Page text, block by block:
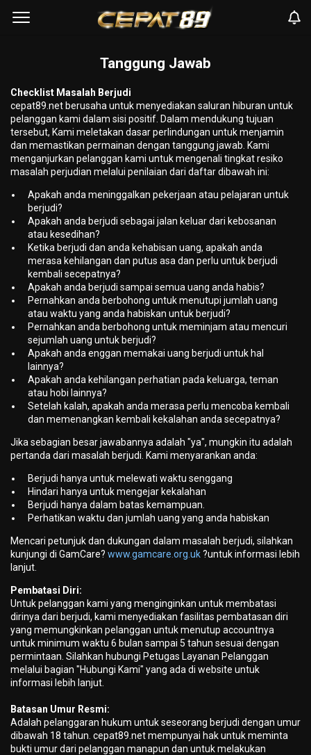
Tanggung Jawab
Checklist Masalah Berjudi
cepat89.net berusaha untuk menyediakan saluran hiburan untuk
pelanggan kami dalam sisi positif. Dalam mendukung tujuan
tersebut, Kami meletakan dasar perlindungan untuk menjamin
dan memastikan permainan dengan tanggung jawab. Kami
menganjurkan pelanggan kami untuk mengenali tingkat resiko
masalah perjudian melalui penilaian dari daftar dibawah ini:
Apakah anda meninggalkan pekerjaan atau pelajaran untuk
berjudi?
Apakah anda berjudi sebagai jalan keluar dari kebosanan
atau kesedihan?
Ketika berjudi dan anda kehabisan uang, apakah anda
merasa kehilangan dan putus asa dan perlu untuk berjudi
kembali secepatnya?
Apakah anda berjudi sampai semua uang anda habis?
Pernahkan anda berbohong untuk menutupi jumlah uang
atau waktu yang anda habiskan untuk berjudi?
Pernahkan anda berbohong untuk meminjam atau mencuri
sejumlah uang untuk berjudi?
Apakah anda enggan memakai uang berjudi untuk hal
lainnya?
Apakah anda kehilangan perhatian pada keluarga, teman
atau hobi lainnya?
Setelah kalah, apakah anda merasa perlu mencoba kembali
dan memenangkan kembali kekalahan anda secepatnya?
Jika sebagian besar jawabannya adalah "ya", mungkin itu adalah
pertanda dari masalah berjudi. Kami menyarankan anda:
Berjudi hanya untuk melewati waktu senggang
Hindari hanya untuk mengejar kekalahan
Berjudi hanya dalam batas kemampuan.
Perhatikan waktu dan jumlah uang yang anda habiskan
Mencari petunjuk dan dukungan dalam masalah berjudi, silahkan
kunjungi di GamCare? www.gamcare.org.uk?untuk informasi lebih
lanjut.
Pembatasi Diri:
Untuk pelanggan kami yang menginginkan untuk membatasi
dirinya dari berjudi, kami menyediakan fasilitas pembatasan diri
yang memungkinkan pelanggan untuk menutup accountnya
untuk minimum waktu 6 bulan sampai 5 tahun sesuai dengan
permintaan. Silahkan hubungi Petugas Layanan Pelanggan
melalui bagian "Hubungi Kami" yang ada di website untuk
informasi lebih lanjut.
Batasan Umur Resmi:
Adalah pelanggaran hukum untuk seseorang berjudi dengan umur
dibawah 18 tahun. cepat89.net mempunyai hak untuk meminta
bukti umur dari pelanggan manapun dan untuk melakukan